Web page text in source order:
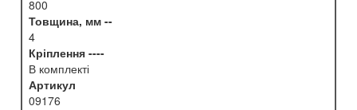
800
Товщина, мм --
4
Кріплення ----
В комплекті
Артикул
09176